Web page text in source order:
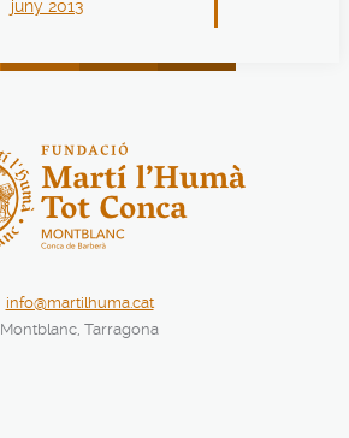
juny 2013
info@martilhuma.cat
Montblanc, Tarragona